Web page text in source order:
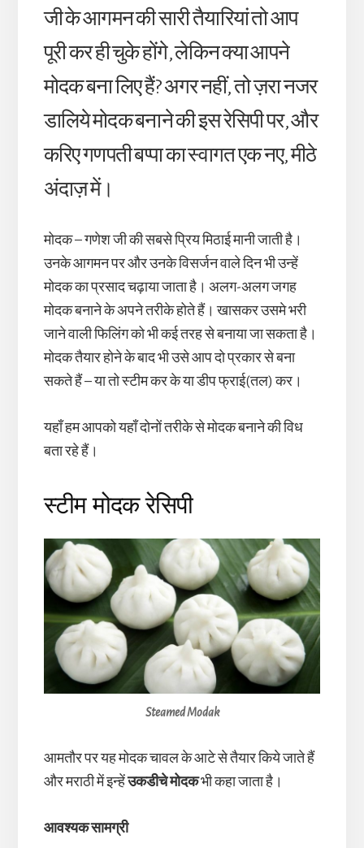
जी के आगमन की सारी तैयारियां तो आप
पूरी कर ही चुके होंगे, लेकिन क्या आपने
मोदक बना लिए हैं? अगर नहीं, तो ज़रा नजर
डालिये मोदक बनाने की इस रेसिपी पर, और
करिए गणपती बप्पा का स्वागत एक नए, मीठे
अंदाज़ में।
मोदक – गणेश जी की सबसे प्रिय मिठाई मानी जाती है।
उनके आगमन पर और उनके विसर्जन वाले दिन भी उन्हें
मोदक का प्रसाद चढ़ाया जाता है। अलग-अलग जगह
मोदक बनाने के अपने तरीके होते हैं। खासकर उसमे भरी
जाने वाली फिलिंग को भी कई तरह से बनाया जा सकता है।
मोदक तैयार होने के बाद भी उसे आप दो प्रकार से बना
सकते हैं – या तो स्टीम कर के या डीप फ्राई(तल) कर।
यहाँ हम आपको यहाँ दोनों तरीके से मोदक बनाने की विध
बता रहे हैं।
स्टीम मोदक रेसिपी
Steamed Modak
आमतौर पर यह मोदक चावल के आटे से तैयार किये जाते हैं
और मराठी में इन्हेंउकडीचे मोदकभी कहा जाता है।
आवश्यक सामग्री